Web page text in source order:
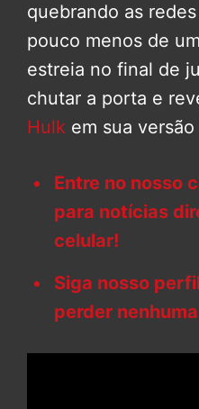
quebrando as
pouco menos de
estreia no final de
chutar a porta e
Hulk em sua
Entre no nosso
para notícias
celular!
Siga nosso
perder